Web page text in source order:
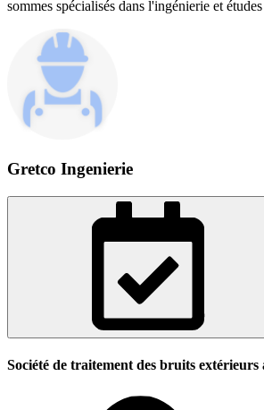
sommes spécialisés dans l'ingénierie et
Gretco Ingenierie
Société de traitement des bruits